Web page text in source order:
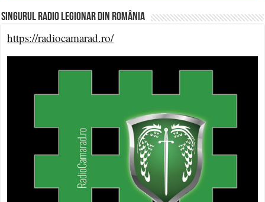
Singurul Radio Legionar din România
https://radiocamarad.ro/